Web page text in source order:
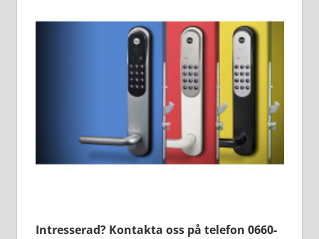
Intresserad? Kontakta oss på telefon 0660-